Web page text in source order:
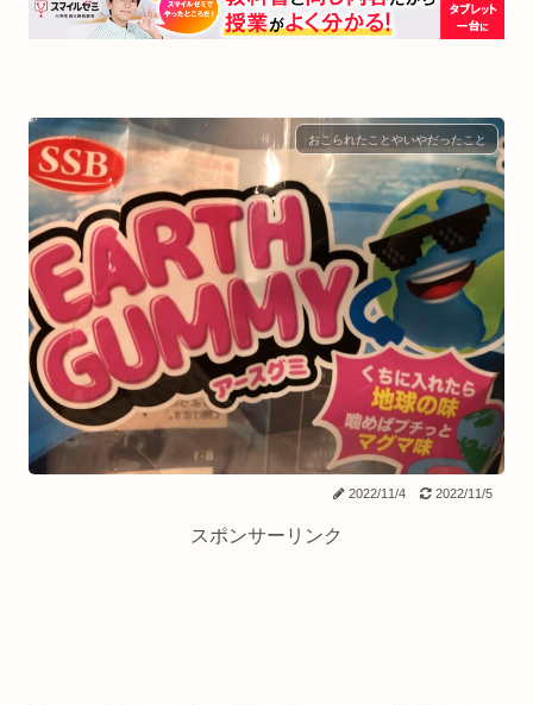
おこられたことやいやだったこと
2022/11/4 2022/11/5
スポンサーリンク